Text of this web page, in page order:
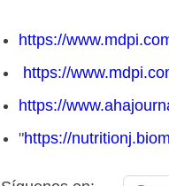
https://
https://
https://
"https://